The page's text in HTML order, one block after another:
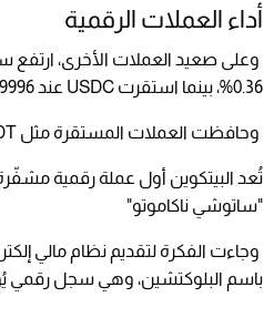
أداء العملات الرقمية
0.36%، بينما استقرت USDC عند 0.9996 دولار.
وحافظت العملات المستقرة مثل USDT وUSDC على استقرار نسبي، في مقابل حركة نشطة لبقية الأصول الرقمية.
"ساتوشي ناكاموتو"
وجاءت الفكرة لتقديم نظام مالي
باسم البلوكتشين، وهي سجل رقمي